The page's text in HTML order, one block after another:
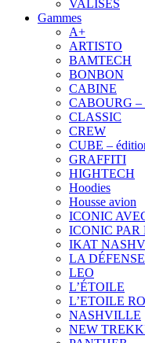
VALISES
Gammes
A+
ARTISTO
BAMTECH
BONBON
CABINE
CABOURG –
CLASSIC
CREW
CUBE –
GRAFFITI
HIGHTECH
Hoodies
Housse avion
ICONIC
ICONIC
IKAT
LA DÉFENSE
LEO
L’ÉTOILE
L’ETOILE
NASHVILLE
NEW